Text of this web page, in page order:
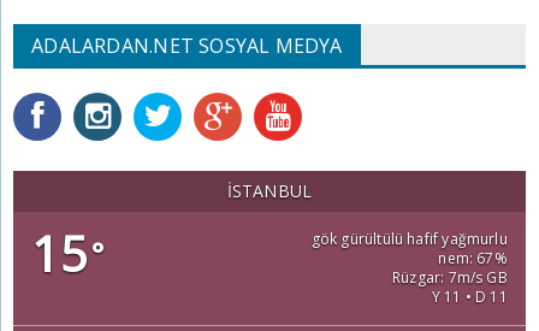
ADALARDAN.NET SOSYAL MEDYA
İSTANBUL
15°
gök gürültülü hafif yağmurlu
nem: 67%
Rüzgar: 7m/s GB
Y 11 • D 11